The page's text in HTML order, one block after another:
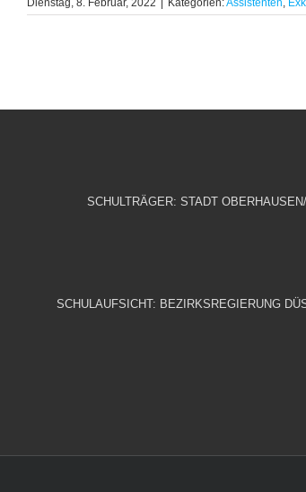
Dienstag, 8. Februar, 2022 Kategorien:Assistenten,
SCHULTRÄGER: STADT
SCHULAUFSICHT: BEZIRKSREGIERUNG